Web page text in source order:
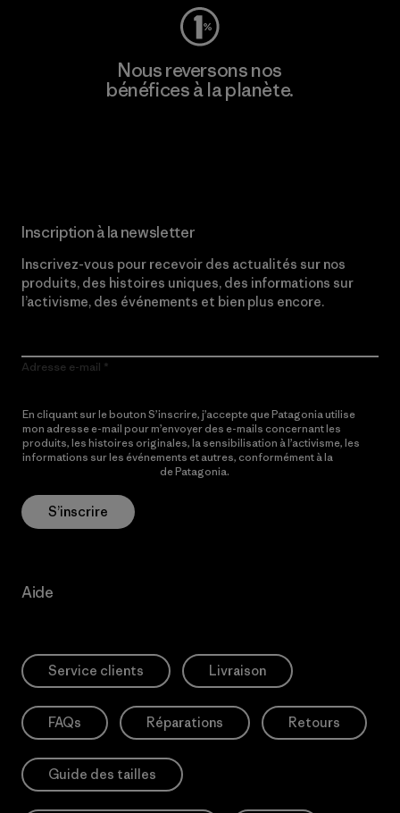
Nous reversons nos
bénéfices à la planète.
Inscription à la newsletter
Inscrivez-vous pour recevoir des actualités sur nos
produits, des histoires uniques, des informations sur
l’activisme, des événements et bien plus encore.
Adresse e-mail
En cliquant sur le bouton S’inscrire, j’accepte que Patagonia utilise
mon adresse e-mail pour m’envoyer des e-mails concernant les
produits, les histoires originales, la sensibilisation à l’activisme, les
informations sur les événements et autres, conformément à la
de Patagonia.
S’inscrire
Aide
Service clients Livraison
FAQs Réparations Retours
Guide des tailles